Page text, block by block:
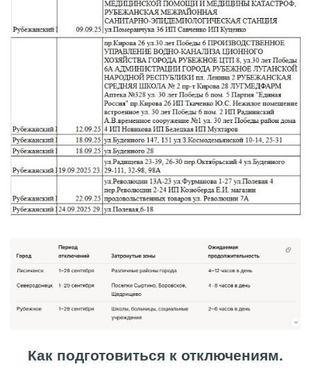
Как подготовиться к отключениям.